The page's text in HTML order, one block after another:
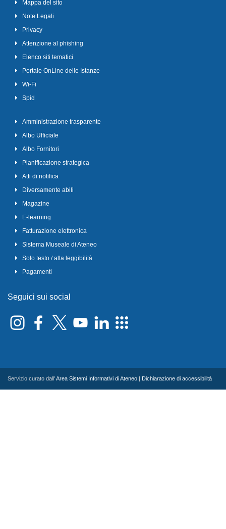
Mappa del sito
Note Legali
Privacy
Attenzione al phishing
Elenco siti tematici
Portale OnLine delle Istanze
Wi-Fi
Spid
Amministrazione trasparente
Albo Ufficiale
Albo Fornitori
Pianificazione strategica
Atti di notifica
Diversamente abili
Magazine
E-learning
Fatturazione elettronica
Sistema Museale di Ateneo
Solo testo / alta leggibilità
Pagamenti
Seguici sui social
Servizio curato dall'Area Sistemi Informativi di Ateneo Dichiarazione di accessibilità